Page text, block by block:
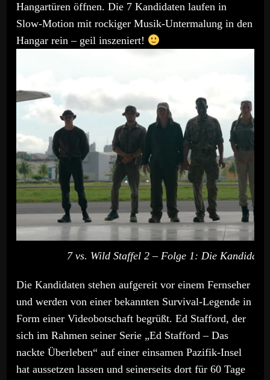
Hangartüren öffnen. Die 7 Kandidaten laufen in
Slow-Motion mit rockiger Musik-Untermalung in den
Hangar rein – geil inszeniert!
7 vs. Wild Staffel 2 – Folge 1: Die
Die Kandidaten stehen aufgereit vor einem Fernseher
und werden von einer bekannten Survival-Legende in
Form einer Videobotschaft begrüßt. Ed Stafford, der
sich im Rahmen seiner Serie „Ed Stafford – Das
nackte Überleben“ auf einer einsamen Pazifik-Insel
hat aussetzen lassen und seinerseits dort für 60 Tage